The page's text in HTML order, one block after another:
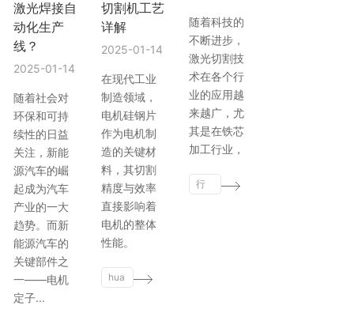
激光焊接自
动化生产
线？
2025-01-14
随着社会对
环保和可持
续性的日益
关注，新能
源汽车的崛
起成为汽车
产业的一大
趋势。而新
能源汽车的
关键部件之
一——电机
定子...
切割机工艺
详解
2025-01-14
在现代工业
制造领域，
电机硅钢片
作为电机制
造的关键材
料，其切割
精度与效率
直接影响着
电机的整体
性能。
hua
随着科技的
不断进步，
激光切割技
术在各个行
业的应用越
来越广，尤
其是在铁芯
加工行业，
行